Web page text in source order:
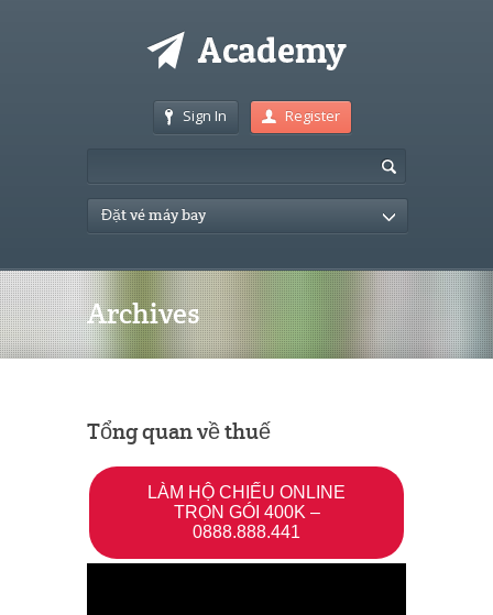
Sign In Register
Đặt vé máy bay
Archives
Tổng quan về thuế
LÀM HỘ CHIẾU ONLINE
TRỌN GÓI 400K –
0888.888.441